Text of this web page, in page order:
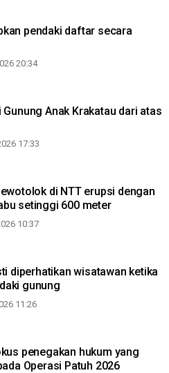
pendaki daftar secara
20:34
Anak Krakatau dari atas
17:33
di NTT erupsi dengan
setinggi 600 meter
10:37
diperhatikan wisatawan ketika
gunung
11:26
penegakan hukum yang
Operasi Patuh 2026